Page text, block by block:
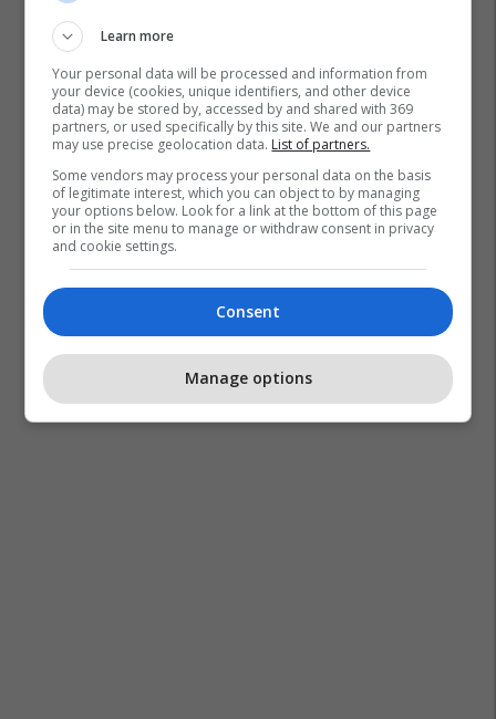
Learn more
Your personal data will be processed and information from
your device (cookies, unique identifiers, and other device
data) may be stored by, accessed by and shared with 369
partners, or used specifically by this site. We and our partners
may use precise geolocation data. List of partners.
Some vendors may process your personal data on the basis
of legitimate interest, which you can object to by managing
your options below. Look for a link at the bottom of this page
or in the site menu to manage or withdraw consent in privacy
and cookie settings.
Consent
Manage options